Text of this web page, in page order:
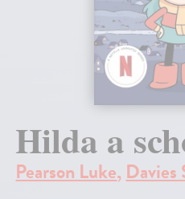
Hilda a
Pearson Luke,Davies